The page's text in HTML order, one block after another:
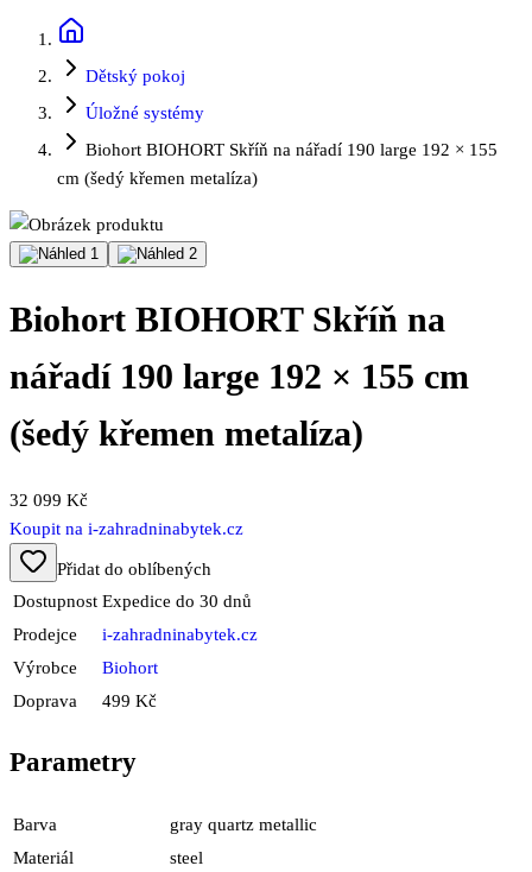
Dětský pokoj
Úložné systémy
Biohort BIOHORT Skříň na nářadí 190 large 192 × 155
cm (šedý křemen metalíza)
Biohort BIOHORT Skříň na
nářadí 190 large 192 × 155 cm
(šedý křemen metalíza)
32 099 Kč
Koupit na i-zahradninabytek.cz
Přidat do oblíbených
Dostupnost Expedice do 30 dnů
Prodejce
i-zahradninabytek.cz
Výrobce
Biohort
Doprava
499 Kč
Parametry
Barva
gray quartz metallic
Materiál
steel